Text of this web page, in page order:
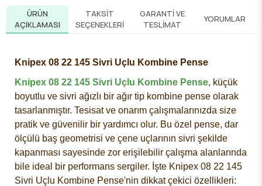
ÜRÜN
AÇIKLAMASI
TAKSIT
SEÇENEKLERI
GARANTI VE
TESLIMAT
YORUMLAR
Knipex 08 22 145 Sivri Uçlu Kombine Pense
Knipex 08 22 145 Sivri Uçlu Kombine Pense, küçük
boyutlu ve sivri ağızlı bir ağır tip kombine pense olarak
tasarlanmıştır. Tesisat ve onarım çalışmalarınızda size
pratik ve güvenilir bir yardımcı olur. Bu özel pense, dar
ölçülü baş geometrisi ve çene uçlarının sivri şekilde
kapanması sayesinde zor erişilebilir çalışma alanlarında
bile ideal bir performans sergiler. İşte Knipex 08 22 145
Sivri Uçlu Kombine Pense'nin dikkat çekici özellikleri: